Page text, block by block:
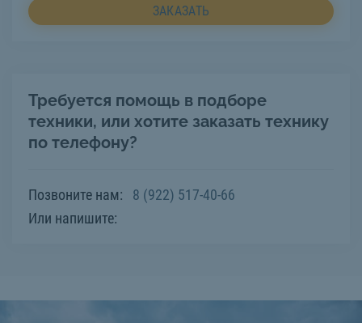
ЗАКАЗАТЬ
Требуется помощь в подборе
техники, или хотите заказать технику
по телефону?
Позвоните нам:
8 (922) 517-40-66
Или напишите: